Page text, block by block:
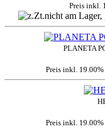
Preis inkl.
PLANETA
Preis inkl. 19.00%
Preis inkl. 19.00%